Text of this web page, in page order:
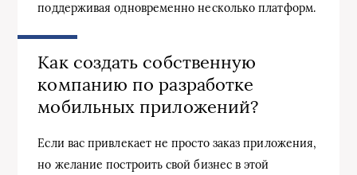
поддерживая одновременно несколько платформ.
Как создать собственную
компанию по разработке
мобильных приложений?
Если вас привлекает не просто заказ приложения,
но желание построить свой бизнес в этой